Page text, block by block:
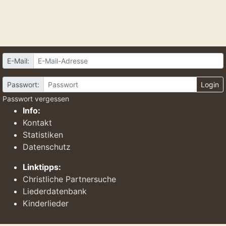
E-Mail:
Passwort:
Login
Passwort vergessen
Info:
Kontakt
Statistiken
Datenschutz
Linktipps:
Christliche Partnersuche
Liederdatenbank
Kinderlieder